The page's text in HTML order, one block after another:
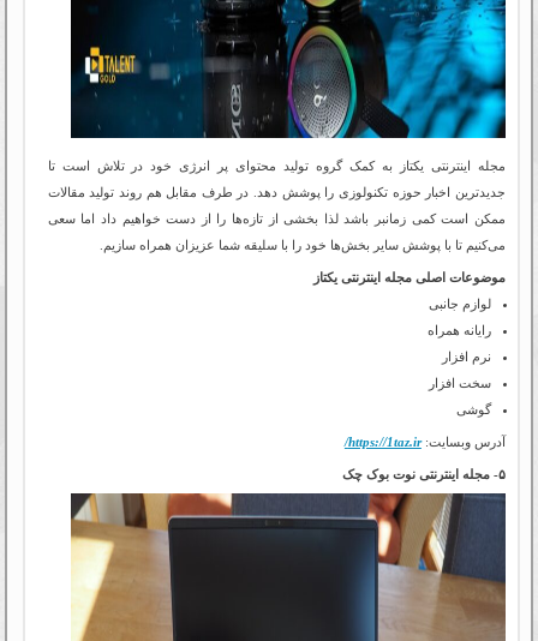
مجله اینترنتی یکتاز به کمک گروه تولید محتوای پر انرژی خود در تلاش است تا
جدیدترین اخبار حوزه تکنولوزی را پوشش دهد. در طرف مقابل هم روند تولید مقالات
ممکن است کمی زمانبر باشد لذا بخشی از تازه‌ها را از دست خواهیم داد اما سعی
می‌کنیم تا با پوشش سایر بخش‌ها خود را با سلیقه شما عزیزان همراه سازیم.
موضوعات اصلی مجله اینترنتی یکتاز
لوازم جانبی
رایانه همراه
نرم افزار
سخت افزار
گوشی
آدرس وبسایت:https://1taz.ir/
۵- مجله اینترنتی نوت بوک چک